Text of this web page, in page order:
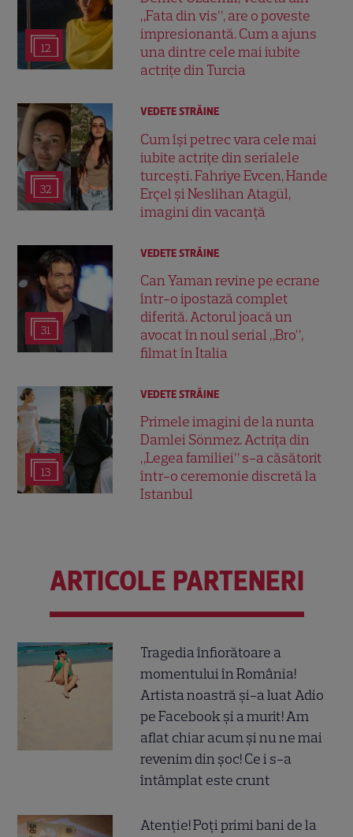
12
„Fata din vis”, are o poveste
impresionantă. Cum a ajuns
una dintre cele mai iubite
actrițe din Turcia
32
VEDETE STRĂINE
Cum își petrec vara cele mai
iubite actrițe din serialele
turcești. Fahriye Evcen, Hande
Erçel și Neslihan Atagül,
imagini din vacanță
31
VEDETE STRĂINE
Can Yaman revine pe ecrane
într-o ipostază complet
diferită. Actorul joacă un
avocat în noul serial „Bro”,
filmat în Italia
13
VEDETE STRĂINE
Primele imagini de la nunta
Damlei Sönmez. Actrița din
„Legea familiei” s-a căsătorit
într-o ceremonie discretă la
Istanbul
ARTICOLE PARTENERI
Tragedia înfiorătoare a
momentului în România!
Artista noastră și-a luat Adio
pe Facebook și a murit! Am
aflat chiar acum și nu ne mai
revenim din șoc! Ce i s-a
întâmplat este crunt
Atenție! Poți primi bani de la